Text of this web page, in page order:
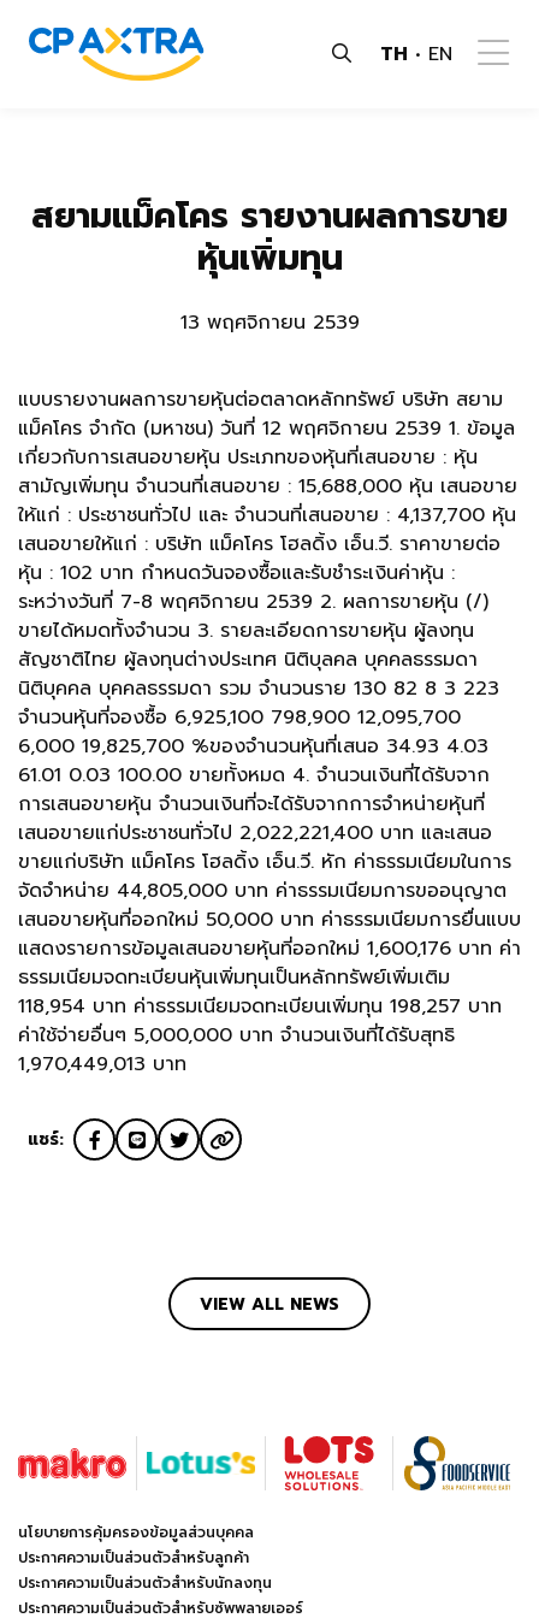
TH EN
สยามแม็คโคร รายงานผลการขาย
หุ้นเพิ่มทุน
13 พฤศจิกายน 2539
แบบรายงานผลการขายหุ้นต่อตลาดหลักทรัพย์ บริษัท สยาม
แม็คโคร จำกัด (มหาชน) วันที่ 12 พฤศจิกายน 2539 1. ข้อมูล
เกี่ยวกับการเสนอขายหุ้น ประเภทของหุ้นที่เสนอขาย : หุ้น
สามัญเพิ่มทุน จำนวนที่เสนอขาย : 15,688,000 หุ้น เสนอขาย
ให้แก่ : ประชาชนทั่วไป และ จำนวนที่เสนอขาย : 4,137,700 หุ้น
เสนอขายให้แก่ : บริษัท แม็คโคร โฮลดิ้ง เอ็น.วี. ราคาขายต่อ
หุ้น : 102 บาท กำหนดวันจองซื้อและรับชำระเงินค่าหุ้น :
ระหว่างวันที่ 7-8 พฤศจิกายน 2539 2. ผลการขายหุ้น (/)
ขายได้หมดทั้งจำนวน 3. รายละเอียดการขายหุ้น ผู้ลงทุน
สัญชาติไทย ผู้ลงทุนต่างประเทศ นิติบุลคล บุคคลธรรมดา
นิติบุคคล บุคคลธรรมดา รวม จำนวนราย 130 82 8 3 223
จำนวนหุ้นที่จองซื้อ 6,925,100 798,900 12,095,700
6,000 19,825,700 %ของจำนวนหุ้นที่เสนอ 34.93 4.03
61.01 0.03 100.00 ขายทั้งหมด 4. จำนวนเงินที่ได้รับจาก
การเสนอขายหุ้น จำนวนเงินที่จะได้รับจากการจำหน่ายหุ้นที่
เสนอขายแก่ประชาชนทั่วไป 2,022,221,400 บาท และเสนอ
ขายแก่บริษัท แม็คโคร โฮลดิ้ง เอ็น.วี. หัก ค่าธรรมเนียมในการ
จัดจำหน่าย 44,805,000 บาท ค่าธรรมเนียมการขออนุญาต
เสนอขายหุ้นที่ออกใหม่ 50,000 บาท ค่าธรรมเนียมการยื่นแบบ
แสดงรายการข้อมูลเสนอขายหุ้นที่ออกใหม่ 1,600,176 บาท ค่า
ธรรมเนียมจดทะเบียนหุ้นเพิ่มทุนเป็นหลักทรัพย์เพิ่มเติม
118,954 บาท ค่าธรรมเนียมจดทะเบียนเพิ่มทุน 198,257 บาท
ค่าใช้จ่ายอื่นๆ 5,000,000 บาท จำนวนเงินที่ได้รับสุทธิ
1,970,449,013 บาท
แชร์:
VIEW ALL NEWS
นโยบายการคุ้มครองข้อมูลส่วนบุคคล
ประกาศความเป็นส่วนตัวสำหรับลูกค้า
ประกาศความเป็นส่วนตัวสำหรับนักลงทุน
ประกาศความเป็นส่วนตัวสำหรับซัพพลายเออร์